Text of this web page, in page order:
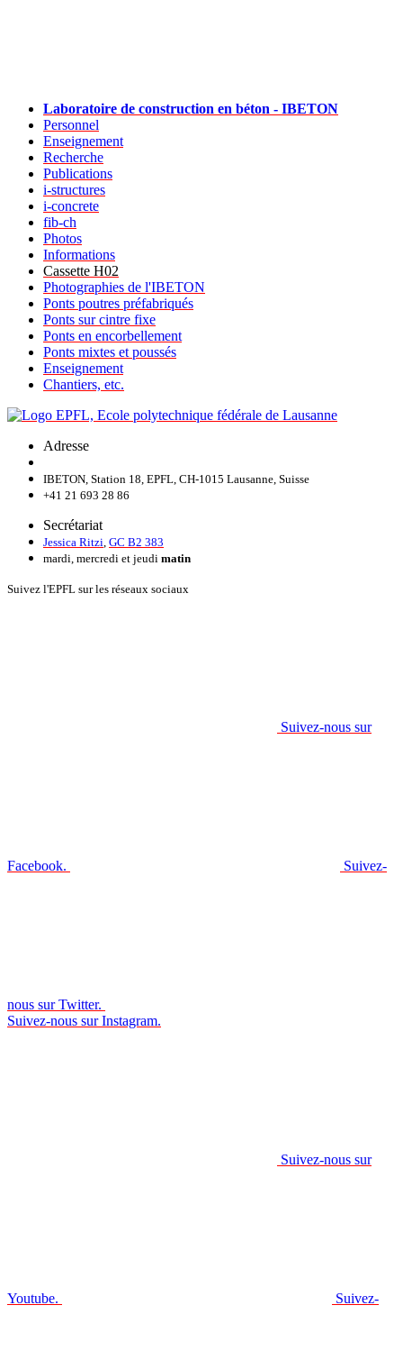
Laboratoire de construction en béton - IBETON
Personnel
Enseignement
Recherche
Publications
i-structures
i-concrete
fib-ch
Photos
Informations
Cassette H02
Photographies de l'IBETON
Ponts poutres préfabriqués
Ponts sur cintre fixe
Ponts en encorbellement
Ponts mixtes et poussés
Enseignement
Chantiers, etc.
Adresse
IBETON, Station 18, EPFL, CH-1015 Lausanne, Suisse
+41 21 693 28 86
Secrétariat
Jessica Ritzi, GC B2 383
mardi, mercredi et jeudi matin
Suivez l'EPFL sur les réseaux sociaux
Suivez-nous sur
Facebook. Suivez-
nous sur Twitter.
Suivez-nous sur Instagram.
Suivez-nous sur
Youtube. Suivez-